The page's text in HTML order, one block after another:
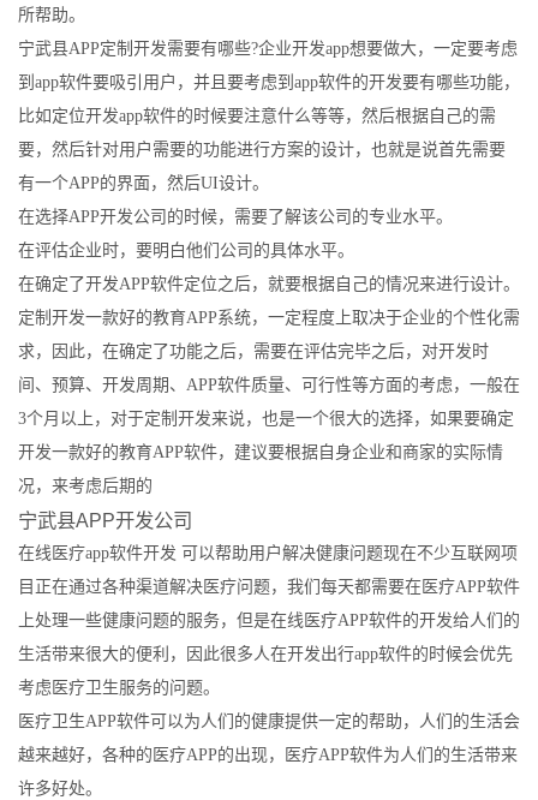
所帮助。
宁武县APP定制开发需要有哪些?企业开发app想要做大，一定要考虑
到app软件要吸引用户，并且要考虑到app软件的开发要有哪些功能，
比如定位开发app软件的时候要注意什么等等，然后根据自己的需
要，然后针对用户需要的功能进行方案的设计，也就是说首先需要
有一个APP的界面，然后UI设计。
在选择APP开发公司的时候，需要了解该公司的专业水平。
在评估企业时，要明白他们公司的具体水平。
在确定了开发APP软件定位之后，就要根据自己的情况来进行设计。
定制开发一款好的教育APP系统，一定程度上取决于企业的个性化需
求，因此，在确定了功能之后，需要在评估完毕之后，对开发时
间、预算、开发周期、APP软件质量、可行性等方面的考虑，一般在
3个月以上，对于定制开发来说，也是一个很大的选择，如果要确定
开发一款好的教育APP软件，建议要根据自身企业和商家的实际情
况，来考虑后期的
宁武县APP开发公司
在线医疗app软件开发 可以帮助用户解决健康问题现在不少互联网项
目正在通过各种渠道解决医疗问题，我们每天都需要在医疗APP软件
上处理一些健康问题的服务，但是在线医疗APP软件的开发给人们的
生活带来很大的便利，因此很多人在开发出行app软件的时候会优先
考虑医疗卫生服务的问题。
医疗卫生APP软件可以为人们的健康提供一定的帮助，人们的生活会
越来越好，各种的医疗APP的出现，医疗APP软件为人们的生活带来
许多好处。